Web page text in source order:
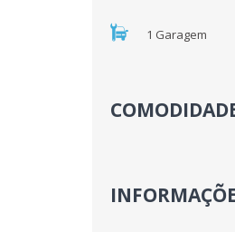
1 Garagem